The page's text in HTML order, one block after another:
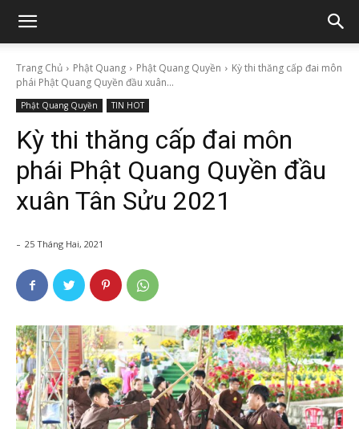
Trang Chủ Phật Quang Phật Quang Quyền
Kỳ thi thăng cấp đai môn
phái Phật Quang Quyền đầu xuân...
Phật Quang Quyền TIN HOT
Kỳ thi thăng cấp đai môn
phái Phật Quang Quyền đầu
xuân Tân Sửu 2021
- 25 Tháng Hai, 2021